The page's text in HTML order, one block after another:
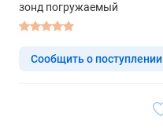
зонд погружаемый
Сообщить о поступлении